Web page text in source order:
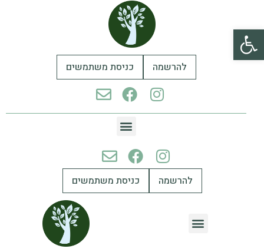
פתח סרגל נגישות
להרשמה כניסת משתמשים
להרשמה כניסת משתמשים